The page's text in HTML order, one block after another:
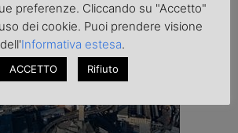
preferenze. Cliccando su "Accetto"
dei cookie. Puoi prendere visione
dell'Informativa estesa.
ACCETTO Rifiuto